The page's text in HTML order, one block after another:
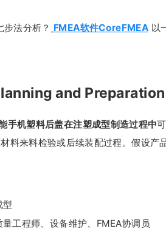
步法分析？ FMEA软件CoreFMEA 以
and Preparation
手机塑料后盖在注塑成型制造过程中
料来料检验或后续装配过程。假设产
型
工程师、设备维护、FMEA协调员